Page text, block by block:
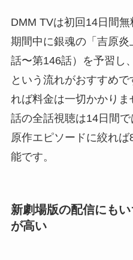
DMM TVは初回14日間
期間中に銀魂の「吉原
話〜第146話）を予習し
という流れがおすすめ
れば料金は一切かかり
話の全話視聴は14日間
原作エピソードに絞れ
能です。
新劇場版の配信にも
が高い